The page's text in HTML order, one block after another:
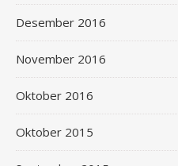
Desember 2016
November 2016
Oktober 2016
Oktober 2015